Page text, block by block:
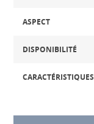
ASPECT
DISPONIBILITÉ
CARACTÉRISTIQUES